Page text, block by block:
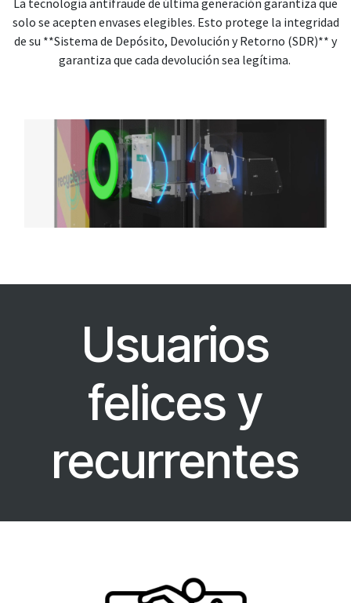
La tecnología antifraude de última generación garantiza que
solo se acepten envases elegibles. Esto protege la integridad
de su **Sistema de Depósito, Devolución y Retorno (SDR)** y
garantiza que cada devolución sea legítima.
Usuarios
felices y
recurrentes